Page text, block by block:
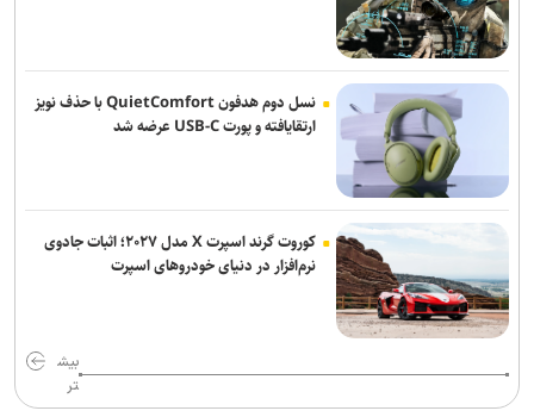
نسل دوم هدفون QuietComfort با حذف نویز
ارتقایافته و پورت USB-C عرضه شد
کوروت گرند اسپرت X مدل ۲۰۲۷؛ اثبات جادوی
نرم‌افزار در دنیای خودروهای اسپرت
بیش
تر